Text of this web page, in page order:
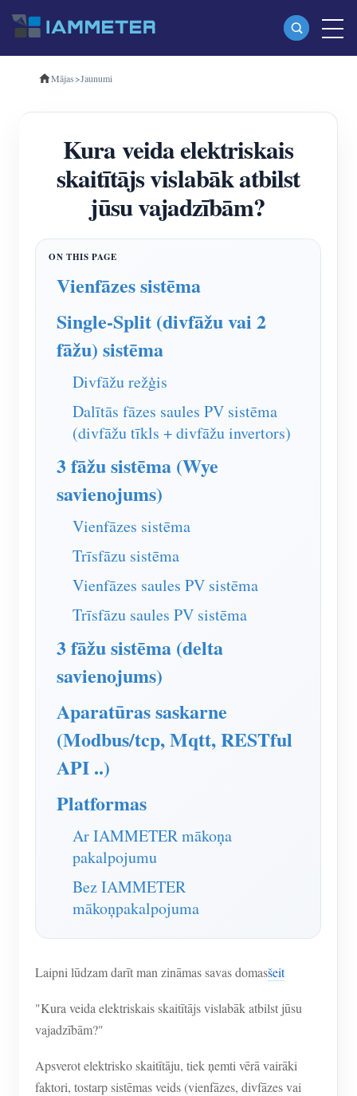
Produkti
Trīsfāzu Wi-Fi enerģijas mērītājs (WEM3080T)
Trīsfāzu Wi-Fi enerģijas mērītājs (WEM3046T)
Trīsfāzu Wi-Fi enerģijas mērītājs (WEM3050T)
WiFi barošanas kontrolieris
EV lādētājs
IAMMETER simulators
Virtuālais skaitītājs
Enerģijas prognozēšanas un simulācijas sistēma
Lietojumprogrammas
Saules PV sistēmas enerģijas monitors
Elektroenerģijas patēriņa monitors
PV sildītāja vadības sistēma
Mājas automatizācija
Rūpnīcas enerģijas uzraudzība
Veikals
Resursi
Produkta īsais ievads
Dokuments
Apmācības video
FAQ
Jaunumi
Blogi
kopiena
Izstrādātājs
Izpētīt
Atlīdzības programma
Sazināties
Par mums
Mājas>Jaunumi
Kura veida elektriskais
skaitītājs vislabāk atbilst
jūsu vajadzībām?
Vienfāzes sistēma
Single-Split (divfāžu vai 2
fāžu) sistēma
Divfāžu režģis
Dalītās fāzes saules PV sistēma
(divfāžu tīkls + divfāžu invertors)
3 fāžu sistēma (Wye
savienojums)
Vienfāzes sistēma
Trīsfāzu sistēma
Vienfāzes saules PV sistēma
Trīsfāzu saules PV sistēma
3 fāžu sistēma (delta
savienojums)
Aparatūras saskarne
(Modbus/tcp, Mqtt, RESTful
API ..)
Platformas
Ar IAMMETER mākoņa
pakalpojumu
Bez IAMMETER
mākoņpakalpojuma
Laipni lūdzam darīt man zināmas savas domasšeit
"Kura veida elektriskais skaitītājs vislabāk atbilst jūsu
vajadzībām?"
Apsverot elektrisko skaitītāju, tiek ņemti vērā vairāki
faktori, tostarp sistēmas veids (vienfāzes, divfāzes vai